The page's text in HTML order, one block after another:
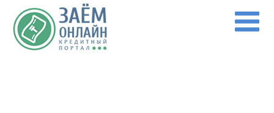
Перейти к основному содержанию